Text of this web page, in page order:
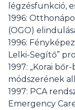
légzésfunkció,
1996:
(OGO)
1996:
Lelki-Segítő”
1997: „Korai
módszerének
1997: PCA
Emergency